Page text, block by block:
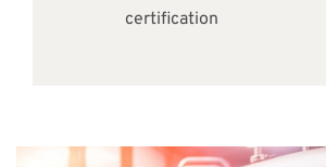
certification